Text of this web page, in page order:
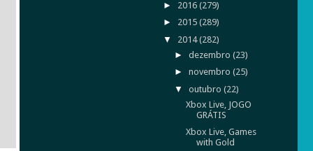
► 2016(279)
► 2015(289)
▼ 2014(282)
► dezembro (23)
► novembro (25)
▼ outubro (22)
Xbox Live, JOGO
GRÁTIS
Xbox Live, Games
with Gold